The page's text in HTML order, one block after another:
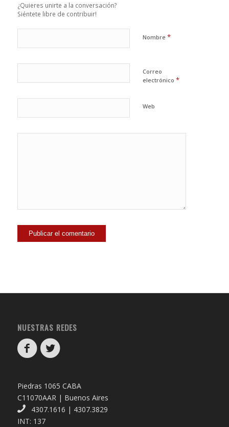
¿Quieres unirte a la conversación?
Siéntete libre de contribuir!
Nombre *
Correo
electrónico *
Web
NUESTRAS REDES
Piedras 1065 CABA
C11070AAR | Buenos Aires
4307.1616 | 4307.3829
INT: 137